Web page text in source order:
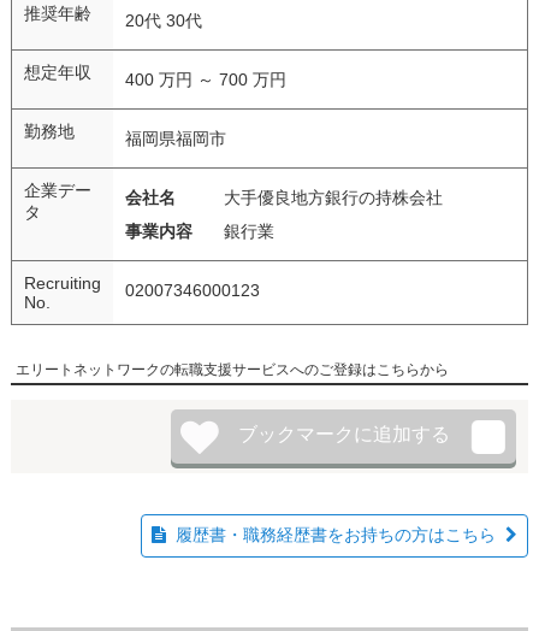
推奨年齢 20代 30代
想定年収 400 万円 ～ 700 万円
勤務地 福岡県福岡市
企業デー
タ
会社名
大手優良地方銀行の持株会社
事業内容
銀行業
Recruiting
No.
02007346000123
エリートネットワークの転職支援サービスへのご登録はこちらから
履歴書・職務経歴書をお持ちの方はこちら